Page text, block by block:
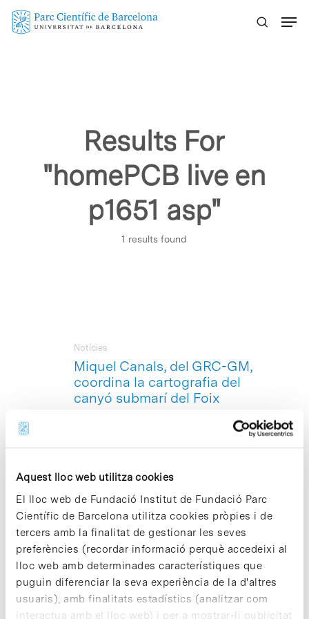
Aquest lloc web utilitza cookies
El lloc web de Fundació Institut de Fundació Parc
Científic de Barcelona utilitza cookies pròpies i de
tercers amb la finalitat de gestionar les seves
preferències (recordar informació perquè accedeixi al
lloc web amb determinades característiques que
puguin diferenciar la seva experiència de la d'altres
usuaris), amb finalitats estadístics (analitzar com
interactua amb el lloc web) i per a mostrar-li publicitat
Skip
Results For
"homePCB live en
p1651 asp"
1 results found
Miquel Canals, del GRC-GM,
coordina la cartografia del
canyó submarí del Foix
Notícies
Cartografiar el fons marí i estudiar el
funcionament dels ecosistemes marins
a la Mediterrània és part dels objectius
marina que coordina –a bord del Buc
d’Investigació Oceanogràfica
Hespèrides– Miquel Canals, cap del
Grup de Recerca Consolidat en
Geociències Marines (GRC-GM) de la
Universitat de Barcelona, i també amb
seu al Parc Científic Barcelona. En el
marc d’aquesta campanya científica, del
4 al 8 d’octubre el vaixell oceanogràfic
es dirigirà cap a les costes de